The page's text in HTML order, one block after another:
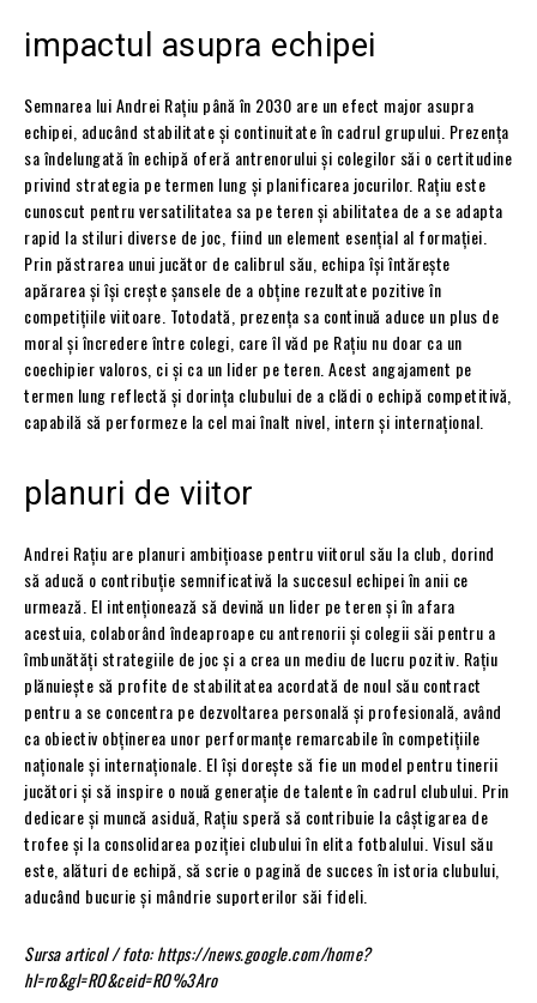
impactul asupra echipei
Semnarea lui Andrei Rațiu până în 2030 are un efect major asupra
echipei, aducând stabilitate și continuitate în cadrul grupului. Prezența
sa îndelungată în echipă oferă antrenorului și colegilor săi o certitudine
privind strategia pe termen lung și planificarea jocurilor. Rațiu este
cunoscut pentru versatilitatea sa pe teren și abilitatea de a se adapta
rapid la stiluri diverse de joc, fiind un element esențial al formației.
Prin păstrarea unui jucător de calibrul său, echipa își întărește
apărarea și își crește șansele de a obține rezultate pozitive în
competițiile viitoare. Totodată, prezența sa continuă aduce un plus de
moral și încredere între colegi, care îl văd pe Rațiu nu doar ca un
coechipier valoros, ci și ca un lider pe teren. Acest angajament pe
termen lung reflectă și dorința clubului de a clădi o echipă competitivă,
capabilă să performeze la cel mai înalt nivel, intern și internațional.
planuri de viitor
Andrei Rațiu are planuri ambițioase pentru viitorul său la club, dorind
să aducă o contribuție semnificativă la succesul echipei în anii ce
urmează. El intenționează să devină un lider pe teren și în afara
acestuia, colaborând îndeaproape cu antrenorii și colegii săi pentru a
îmbunătăți strategiile de joc și a crea un mediu de lucru pozitiv. Rațiu
plănuiește să profite de stabilitatea acordată de noul său contract
pentru a se concentra pe dezvoltarea personală și profesională, având
ca obiectiv obținerea unor performanțe remarcabile în competițiile
naționale și internaționale. El își dorește să fie un model pentru tinerii
jucători și să inspire o nouă generație de talente în cadrul clubului. Prin
dedicare și muncă asiduă, Rațiu speră să contribuie la câștigarea de
trofee și la consolidarea poziției clubului în elita fotbalului. Visul său
este, alături de echipă, să scrie o pagină de succes în istoria clubului,
aducând bucurie și mândrie suporterilor săi fideli.
Sursa articol / foto: https://news.google.com/home?
hl=ro&gl=RO&ceid=RO%3Aro